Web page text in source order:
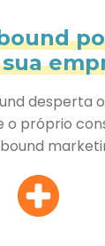
desperta
o próprio